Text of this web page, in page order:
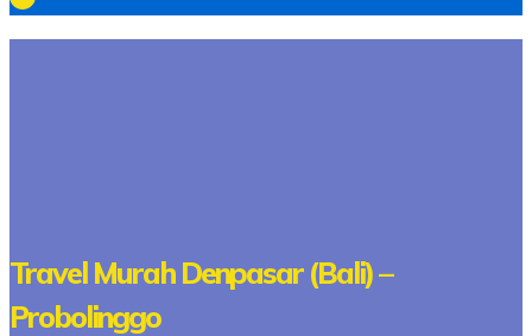
Travel Murah Denpasar (Bali) –
Probolinggo